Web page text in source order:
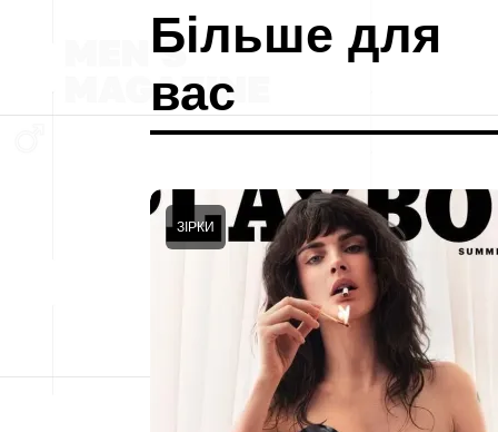
Більше для
вас
ЗІРКИ